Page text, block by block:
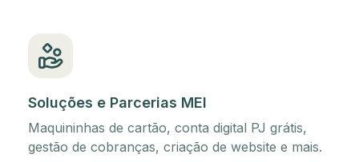
Soluções e Parcerias MEI
Maquininhas de cartão, conta digital PJ grátis,
gestão de cobranças, criação de website e mais.